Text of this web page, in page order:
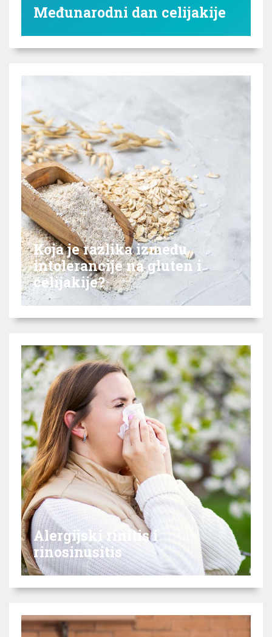
Međunarodni dan celijakije
Koja je razlika između
intolerancije na gluten i
celijakije?
Alergijski rinitis i
rinosinusitis